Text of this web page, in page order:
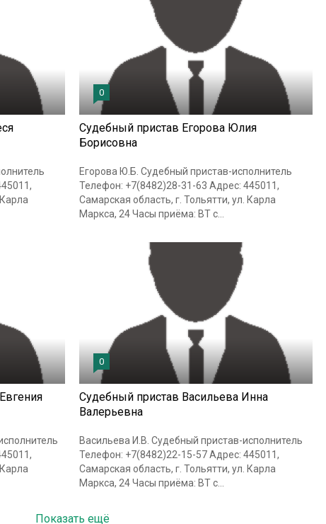
0
Судебный пристав Егорова Юлия
Борисовна
Егорова Ю.Б. Судебный пристав-исполнитель
Телефон: +7(8482)28-31-63 Адрес: 445011,
Самарская область, г. Тольятти, ул. Карла
Маркса, 24 Часы приёма: ВТ с...
0
Судебный пристав Васильева Инна
Валерьевна
Васильева И.В. Судебный пристав-исполнитель
Телефон: +7(8482)22-15-57 Адрес: 445011,
Самарская область, г. Тольятти, ул. Карла
Маркса, 24 Часы приёма: ВТ с...
Показать ещё